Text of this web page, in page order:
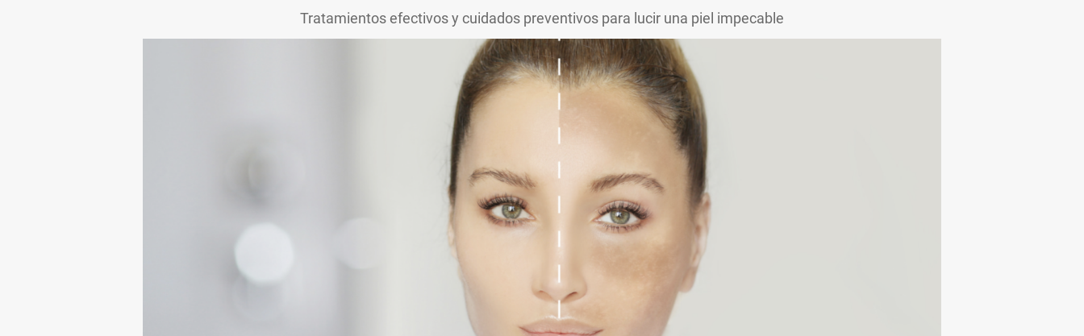
Tratamientos efectivos y cuidados preventivos para lucir una piel impecable